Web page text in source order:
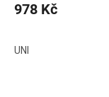
978 Kč
UNI